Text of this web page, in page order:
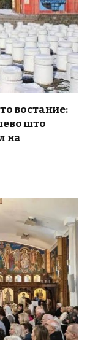
востание:
што
на